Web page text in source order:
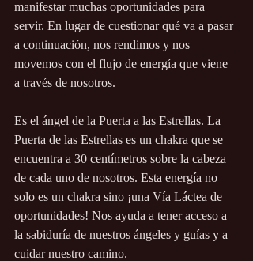
manifestar muchas oportunidades para
servir. En lugar de cuestionar qué va a pasar
a continuación, nos rendimos y nos
movemos con el flujo de energía que viene
a través de nosotros.
Es el ángel de la Puerta a las Estrellas. La
Puerta de las Estrellas es un chakra que se
encuentra a 30 centímetros sobre la cabeza
de cada uno de nosotros. Esta energía no
solo es un chakra sino ¡una Vía Láctea de
oportunidades! Nos ayuda a tener acceso a
la sabiduría de nuestros ángeles y guías y a
cuidar nuestro camino.